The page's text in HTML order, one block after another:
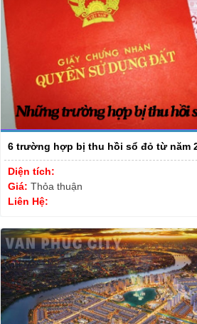
6 trường hợp bị thu hồi sổ đỏ từ năm
Diện tích:
Giá: Thỏa thuận
Liên Hệ: